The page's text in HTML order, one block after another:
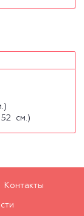
см.)
Контакты